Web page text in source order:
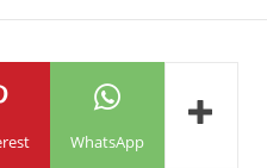
WhatsApp